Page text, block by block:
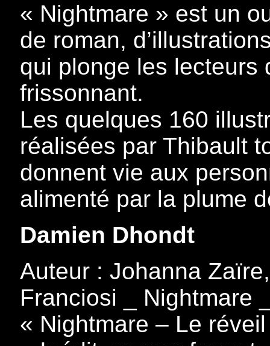
« Nightmare » est un
de roman,
qui plonge les lecteurs
frissonnant.
Les quelques 160
réalisées par Thibault
donnent vie aux
alimenté par la plume
Damien Dhondt
Auteur : Johanna
Franciosi _ Nightmare
« Nightmare – Le